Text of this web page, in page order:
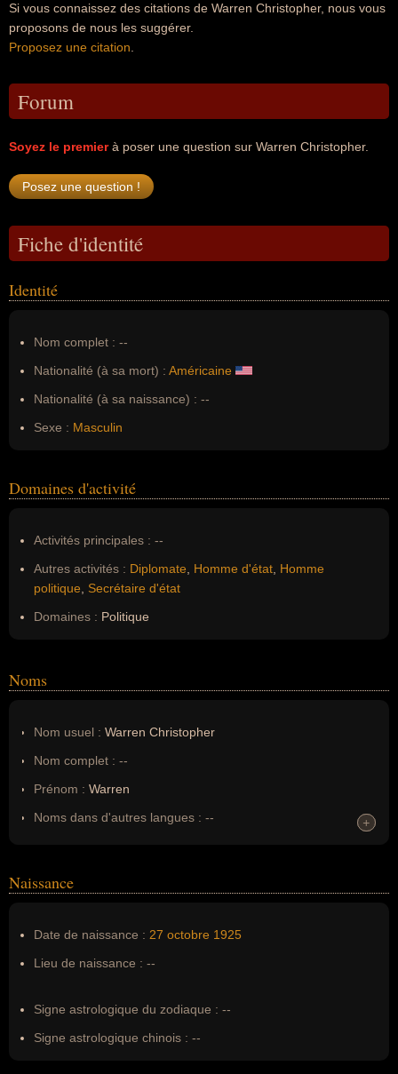
Si vous connaissez des citations de Warren Christopher, nous vous
proposons de nous les suggérer.
Proposez une citation
Forum
Soyez le premierà poser une question sur Warren Christopher.
Fiche d'identité
Identité
Nom complet : --
Nationalité (à sa mort) : Américaine
Nationalité (à sa naissance) : --
Sexe : Masculin
Domaines d'activité
Activités principales : --
Autres activités : Diplomate Homme d'état Homme
politique
Secrétaire d'état
Domaines : Politique
Noms
Nom usuel : Warren Christopher
Nom complet : --
Prénom : Warren
Noms dans d'autres langues : --
Nom de famille :Christopher
+
+
Naissance
Date de naissance : 27 octobre 1925
Lieu de naissance : --
Signe astrologique du zodiaque : --
Signe astrologique chinois : --